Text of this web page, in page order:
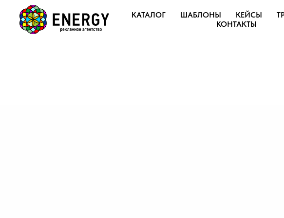
КАТАЛОГ ШАБЛОНЫ КЕЙСЫ
КОНТАКТЫ